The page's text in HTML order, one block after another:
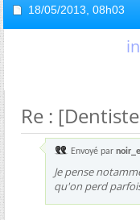
18/05/2013, 08h03
Re :
Envoyé par
Je pense
qu'on perd